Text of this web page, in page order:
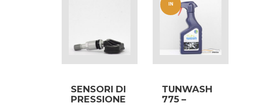
SENSORI DI
PRESSIONE
IN
TUNWASH
775 –